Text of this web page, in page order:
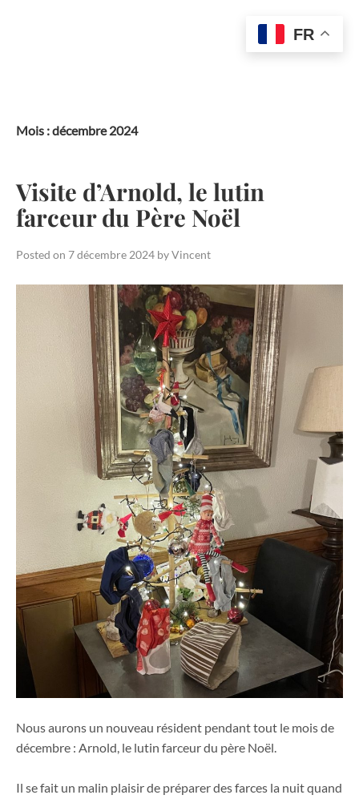
Mois :décembre 2024
Visite d’Arnold, le lutin
farceur du Père Noël
Posted on 7 décembre 2024 byVincent
Nous aurons un nouveau résident pendant tout le mois de
décembre : Arnold, le lutin farceur du père Noël.
Il se fait un malin plaisir de préparer des farces la nuit quand
FR